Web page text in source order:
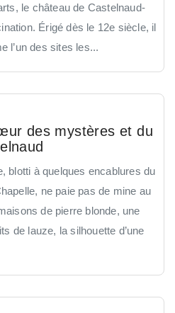
le château de Castelnaud-
Érigé dès le 12e siècle, il
l’un des sites les...
des mystères et du
blotti à quelques encablures du
ne paie pas de mine au
de pierre blonde, une
de lauze, la silhouette d’une